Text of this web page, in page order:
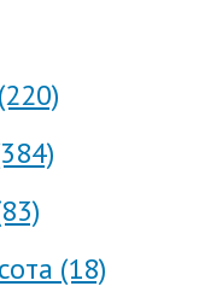
(18)